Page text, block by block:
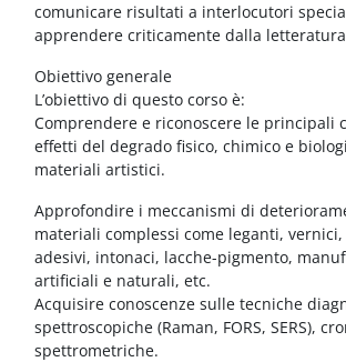
comunicare risultati a interlocutori
apprendere criticamente dalla
Obiettivo generale
L’obiettivo di questo corso è:
Comprendere e riconoscere le principali
effetti del degrado fisico, chimico e
materiali artistici.
Approfondire i meccanismi di
materiali complessi come leganti,
adesivi, intonaci, lacche-pigmento,
artificiali e naturali, etc.
Acquisire conoscenze sulle tecniche
spettroscopiche (Raman, FORS, SERS),
spettrometriche.